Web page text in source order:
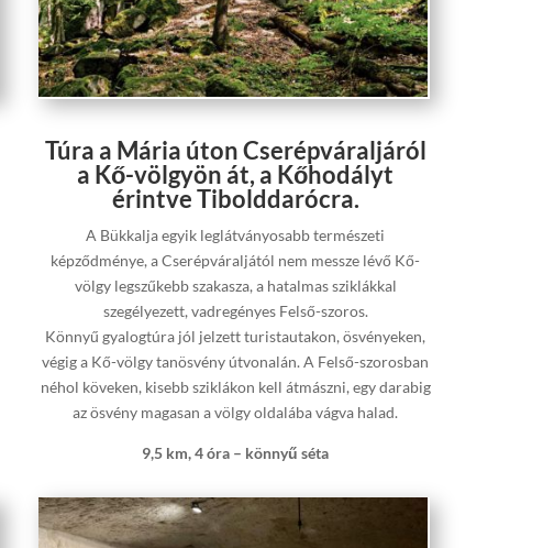
Túra a Mária úton Cserépváraljáról
a Kő-völgyön át, a Kőhodályt
érintve Tibolddarócra.
A Bükkalja egyik leglátványosabb természeti
képződménye, a Cserépváraljától nem messze lévő Kő-
völgy legszűkebb szakasza, a hatalmas sziklákkal
szegélyezett, vadregényes Felső-szoros.
Könnyű gyalogtúra jól jelzett turistautakon, ösvényeken,
végig a Kő-völgy tanösvény útvonalán. A Felső-szorosban
néhol köveken, kisebb sziklákon kell átmászni, egy darabig
az ösvény magasan a völgy oldalába vágva halad.
9,5 km, 4 óra – könnyű séta